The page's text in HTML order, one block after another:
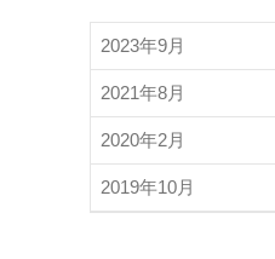
2023年9月
2021年8月
2020年2月
2019年10月